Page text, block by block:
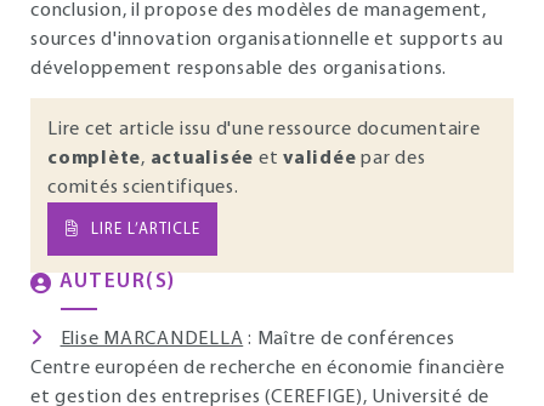
conclusion, il propose des modèles de management,
sources d'innovation organisationnelle et supports au
développement responsable des organisations.
Lire cet article issu d'une ressource documentaire
complète, actualisée et validée par des
comités scientifiques.
LIRE L’ARTICLE
AUTEUR(S)
Elise MARCANDELLA : Maître de conférences
Centre européen de recherche en économie financière
et gestion des entreprises (CEREFIGE), Université de